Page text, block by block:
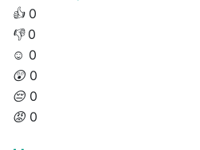
👍 0
👎 0
☺️ 0
😲 0
😔 0
😡 0